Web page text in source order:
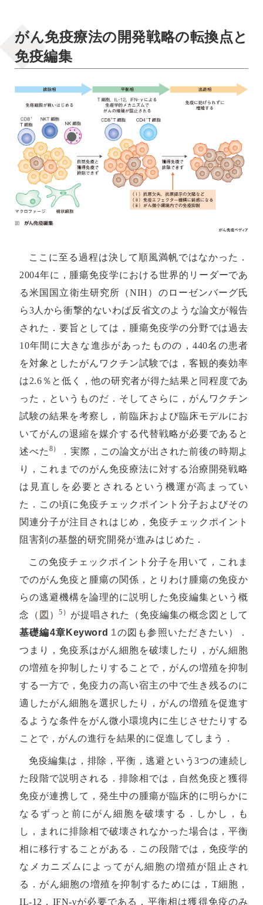
がん免疫療法の開発戦略の転換点と
免疫編集
ここに至る過程は決して順風満帆ではなかった．
2004年に，腫瘍免疫学における世界的リーダーであ
る米国国立衛生研究所（NIH）のローゼンバーグ氏
ら3人から衝撃的ないわば反省文のような論文が報告
された．要旨としては，腫瘍免疫学の分野では過去
10年間に大きな進歩があったものの，440名の患者
を対象としたがんワクチン試験では，客観的奏効率
は2.6％と低く，他の研究者が得た結果と同程度であ
った，というものだ．そしてさらに，がんワクチン
試験の結果を考察し，前臨床および臨床モデルにお
いてがんの退縮を媒介する代替戦略が必要であると
述べた 8）
．実際，この論文が出された前後の時期よ
り，これまでのがん免疫療法に対する治療開発戦略
は見直しを必要とされるという機運が高まってい
た．この頃に免疫チェックポイント分子およびその
関連分子が注目されはじめ，免疫チェックポイント
阻害剤の基盤的研究開発が進みはじめた．
この免疫チェックポイント分子を用いて，これま
でのがん免疫と腫瘍の関係，とりわけ腫瘍の免疫か
らの逃避機構を論理的に説明した免疫編集という概
念（ 図 ）5） が提唱された（免疫編集の概念図として
基礎編4章Keyword 1の図も参照いただきたい）．
つまり，免疫系はがん細胞を破壊したり，がん細胞
の増殖を抑制したりすることで，がんの増殖を抑制
する一方で，免疫力の高い宿主の中で生き残るのに
適したがん細胞を選択したり，がんの増殖を促進す
るような条件をがん微小環境内に生じさせたりする
ことで，がんの進行を結果的に促進してしまう．
免疫編集は，排除，平衡，逃避という3つの連続し
た段階で説明される．排除相では，自然免疫と獲得
免疫が連携して，発生中の腫瘍が臨床的に明らかに
なるずっと前にがん細胞を破壊する．しかし，も
し，まれに排除相で破壊されなかった場合は，平衡
相に移行することがある．この段階では，免疫学的
なメカニズムによってがん細胞の増殖が阻止され
る．がん細胞の増殖を抑制するためには，T細胞，
IL-12，IFN-γが必要である．平衡相は獲得免疫のみ